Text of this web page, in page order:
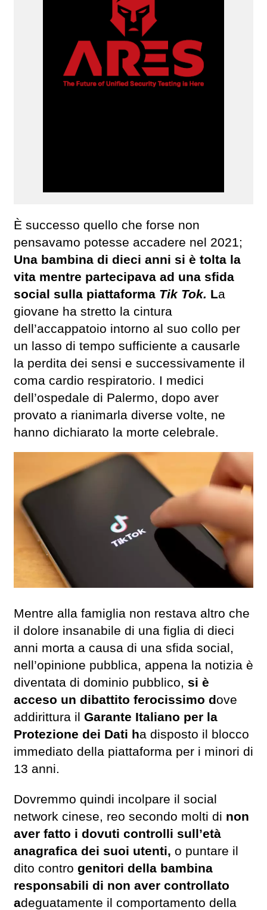
È successo quello che forse non
pensavamo potesse accadere nel 2021;
Una bambina di dieci anni si è tolta la
vita mentre partecipava ad una sfida
social sulla piattaforma Tik Tok. La
giovane ha stretto la cintura
dell’accappatoio intorno al suo collo per
un lasso di tempo sufficiente a causarle
la perdita dei sensi e successivamente il
coma cardio respiratorio. I medici
dell’ospedale di Palermo, dopo aver
provato a rianimarla diverse volte, ne
hanno dichiarato la morte celebrale.
Mentre alla famiglia non restava altro che
il dolore insanabile di una figlia di dieci
anni morta a causa di una sfida social,
nell’opinione pubblica, appena la notizia è
diventata di dominio pubblico, si è
acceso un dibattito ferocissimo dove
addirittura il Garante Italiano per la
Protezione dei Dati ha disposto il blocco
immediato della piattaforma per i minori di
13 anni.
Dovremmo quindi incolpare il social
network cinese, reo secondo molti di non
aver fatto i dovuti controlli sull’età
anagrafica dei suoi utenti, o puntare il
dito contro genitori della bambina
responsabili di non aver controllato
adeguatamente il comportamento della